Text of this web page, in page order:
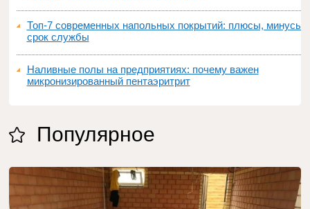
Топ‑7 современных напольных покрытий: плюсы, минусы,
срок службы
Наливные полы на предприятиях: почему важен
микронизированный пентаэритрит
Популярное